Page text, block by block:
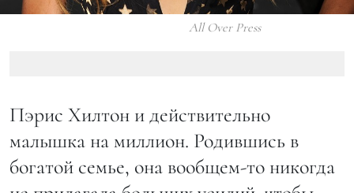
All Over Press
Пэрис Хилтон и действительно
малышка на миллион. Родившись в
богатой семье, она вообщем-то никогда